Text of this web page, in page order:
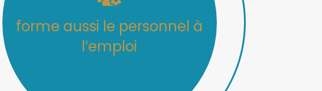
assure la maintenance et
la sécurité